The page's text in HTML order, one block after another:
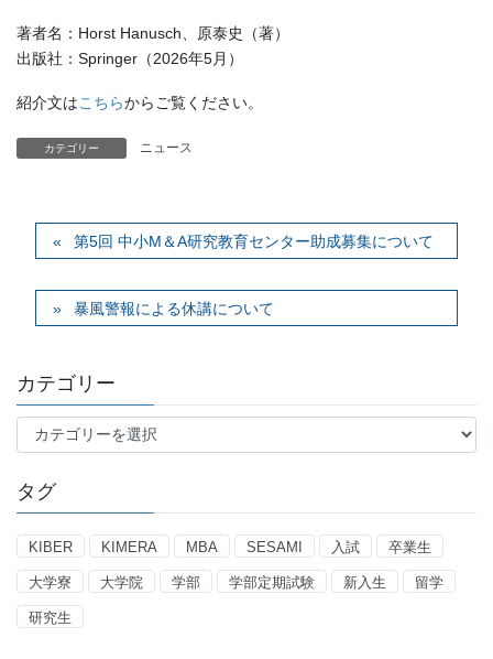
著者名：Horst Hanusch、原泰史（著）
出版社：Springer（2026年5月）
紹介文はこちらからご覧ください。
カテゴリー ニュース
第5回 中小M＆A研究教育センター助成募集について
暴風警報による休講について
カテゴリー
テ
リ
ー
タグ
KIBER KIMERA MBA SESAMI 入試 卒業生
大学寮 大学院 学部 学部定期試験 新入生 留学
研究生